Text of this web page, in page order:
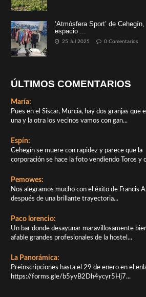
‘Atmósfera Sport’ de Cehegín,
espacio ...
25 Jul 2025 0 Comentarios
ÚLTIMOS COMENTARIOS
María:
Pues en el Siscar, Murcia, hay dos granjas que
una y la otra los vecinos vamos con gan...
Espín:
Cehegín se muere con rapidez y parece que la
corporación se hace la foto vendiendo Toros y
Pemowes:
Nos alegramos mucho con el éxito de Francis
después de una brillante trayectoria...
Paco lorencio:
Un bar donde desayunar maravillosamente
afable grandes profesionales de la hostel...
La Panorámica:
Preinscripciones hasta el 29 de enero en el
https://forms.gle/b5yvB2Dh4ycyr5Hj7...